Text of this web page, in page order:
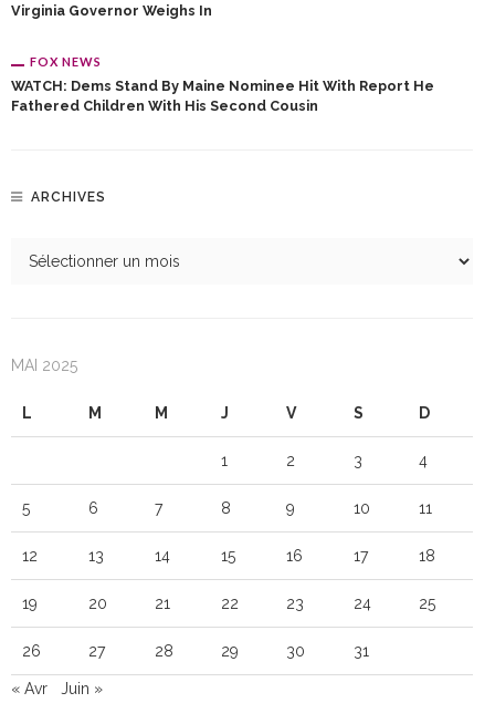
Virginia Governor Weighs In
FOX NEWS
WATCH: Dems Stand By Maine Nominee Hit With Report He
Fathered Children With His Second Cousin
ARCHIVES
MAI 2025
L M M J V S D
1 2 3 4
5 6 7 8 9 10 11
12 13 14 15 16 17 18
19 20 21 22 23 24 25
26 27 28 29 30 31
« Avr Juin »